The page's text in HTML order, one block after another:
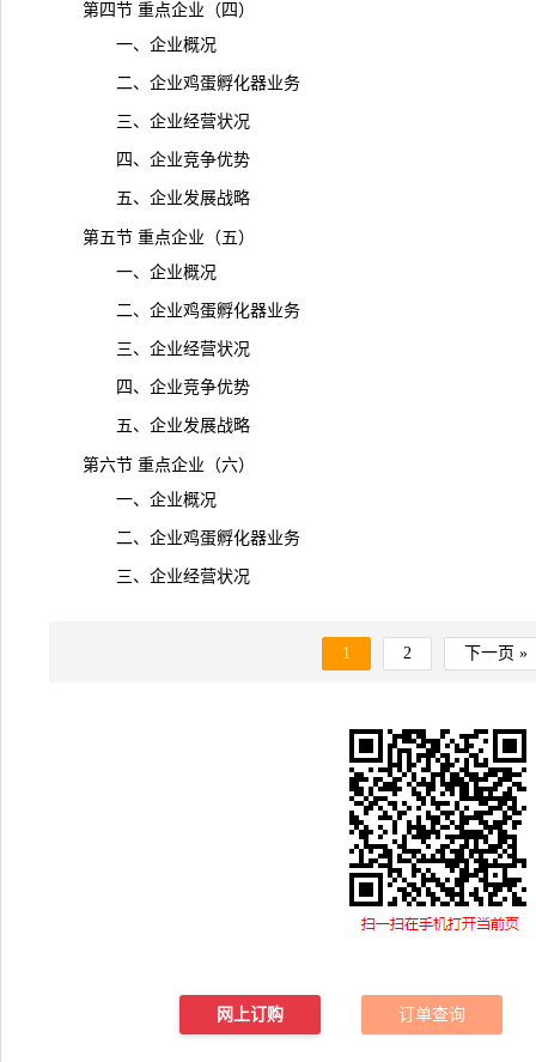
第四节 重点企业（四）
一、企业概况
二、企业鸡蛋孵化器业务
三、企业经营状况
四、企业竞争优势
五、企业发展战略
第五节 重点企业（五）
一、企业概况
二、企业鸡蛋孵化器业务
三、企业经营状况
四、企业竞争优势
五、企业发展战略
第六节 重点企业（六）
一、企业概况
二、企业鸡蛋孵化器业务
三、企业经营状况
1 2 下一页 »
网上订购 订单查询